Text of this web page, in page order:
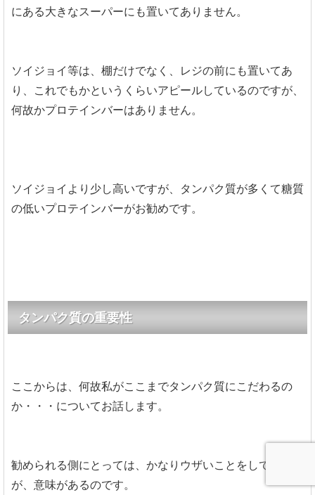
にある大きなスーパーにも置いてありません。
ソイジョイ等は、棚だけでなく、レジの前にも置いてあ
り、これでもかというくらいアピールしているのですが、
何故かプロテインバーはありません。
ソイジョイより少し高いですが、タンパク質が多くて糖質
の低いプロテインバーがお勧めです。
タンパク質の重要性
ここからは、何故私がここまでタンパク質にこだわるの
か・・・についてお話します。
勧められる側にとっては、かなりウザいことをしています
が、意味があるのです。